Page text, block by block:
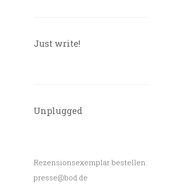
Just write!
Unplugged
Rezensionsexemplar bestellen:
presse@bod.de